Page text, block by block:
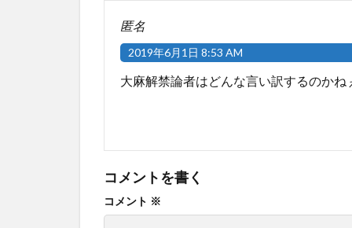
匿名
2019年6月1日 8:53 AM
大麻解禁論者はどんな言い訳するのかね
コメントを書く
コメント ※